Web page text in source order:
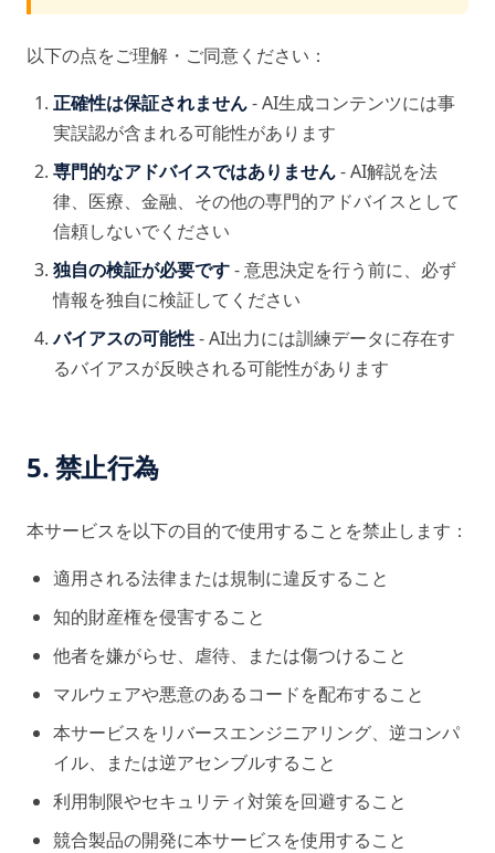
以下の点をご理解・ご同意ください：
正確性は保証されません- AI生成コンテンツには事
実誤認が含まれる可能性があります
専門的なアドバイスではありません- AI解説を法
律、医療、金融、その他の専門的アドバイスとして
信頼しないでください
独自の検証が必要です- 意思決定を行う前に、必ず
情報を独自に検証してください
バイアスの可能性- AI出力には訓練データに存在す
るバイアスが反映される可能性があります
5. 禁止行為
本サービスを以下の目的で使用することを禁止します：
適用される法律または規制に違反すること
知的財産権を侵害すること
他者を嫌がらせ、虐待、または傷つけること
マルウェアや悪意のあるコードを配布すること
本サービスをリバースエンジニアリング、逆コンパ
イル、または逆アセンブルすること
利用制限やセキュリティ対策を回避すること
競合製品の開発に本サービスを使用すること